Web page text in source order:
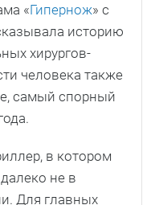
«Гипернож» с
историю
хирургов-
человека также
самый спорный
в котором
не в
Для главных